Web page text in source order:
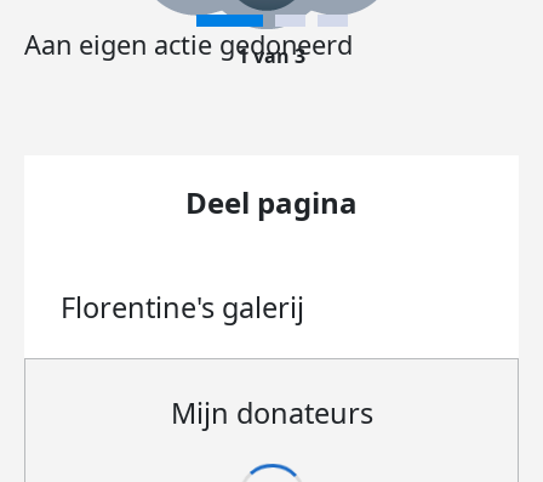
Aan eigen actie gedoneerd
1 van 3
Deel pagina
Florentine's galerij
Mijn donateurs